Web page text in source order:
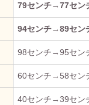
79センチ→77セン
94センチ→89セン
98センチ→95セン
60センチ→58セン
40センチ→39セン